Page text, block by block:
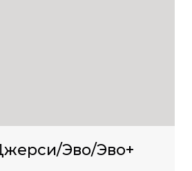
Эво/Эво+